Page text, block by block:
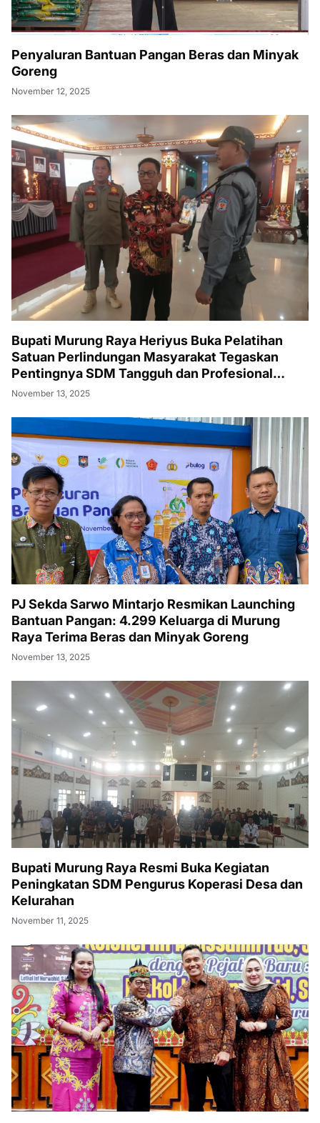
Penyaluran Bantuan Pangan Beras dan Minyak
Goreng
November 12, 2025
Bupati Murung Raya Heriyus Buka Pelatihan
Satuan Perlindungan Masyarakat Tegaskan
Pentingnya SDM Tangguh dan Profesional
Hadapi Tantangan Keamanan Daerah
November 13, 2025
PJ Sekda Sarwo Mintarjo Resmikan Launching
Bantuan Pangan: 4.299 Keluarga di Murung
Raya Terima Beras dan Minyak Goreng
November 13, 2025
Bupati Murung Raya Resmi Buka Kegiatan
Peningkatan SDM Pengurus Koperasi Desa dan
Kelurahan
November 11, 2025